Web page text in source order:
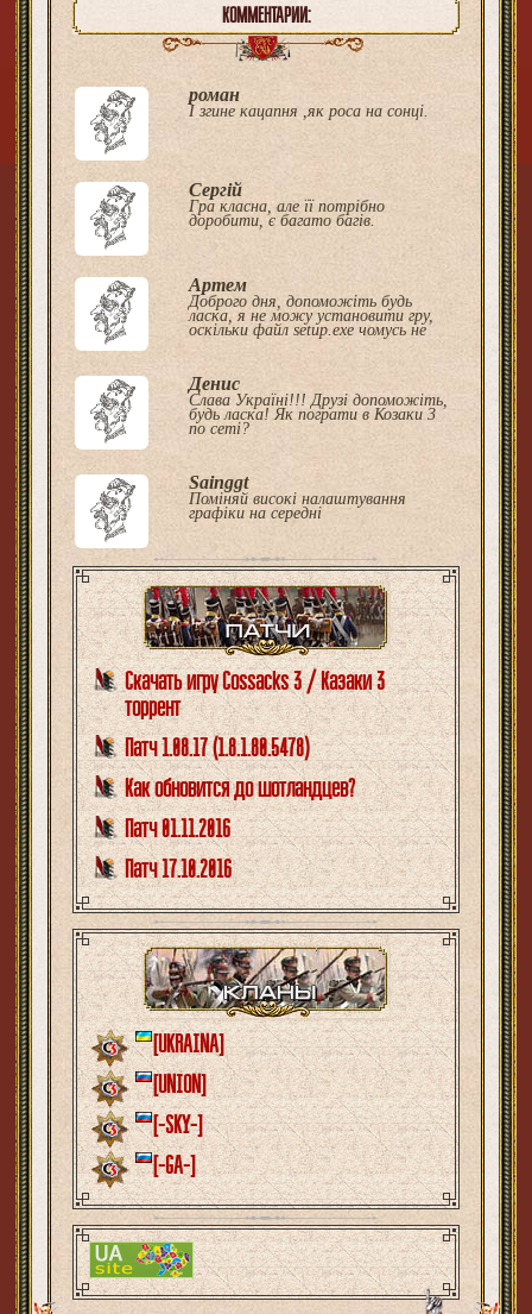
КОММЕНТАРИИ:
роман
І згине кацапня ,як роса на сонці.
Сергій
Гра класна, але її потрібно
доробити, є багато багів.
Артем
Доброго дня, допоможіть будь
ласка, я не можу установити гру,
оскільки файл setup.exe чомусь не
Денис
Слава Україні!!! Друзі допоможіть,
будь ласка! Як пограти в Козаки 3
по сеті?
Sainggt
Поміняй високі налаштування
графіки на середні
Скачать игру Cossacks 3 / Казаки 3
торрент
Патч 1.08.17 (1.8.1.80.5478)
Как обновится до шотландцев?
Патч 01.11.2016
Патч 17.10.2016
[UKRAINA]
[UNION]
[-SKY-]
[-GA-]